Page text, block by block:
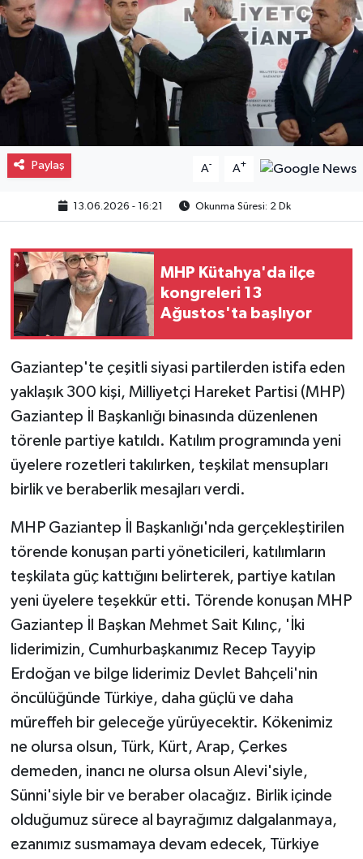
Paylaş A- A+
13.06.2026 - 16:21 Okunma Süresi: 2 Dk
MHP Kütahya'da ilçe
kongreleri 13
Ağustos'ta başlıyor
Gaziantep'te çeşitli siyasi partilerden istifa eden
yaklaşık 300 kişi, Milliyetçi Hareket Partisi (MHP)
Gaziantep İl Başkanlığı binasında düzenlenen
törenle partiye katıldı. Katılım programında yeni
üyelere rozetleri takılırken, teşkilat mensupları
birlik ve beraberlik mesajları verdi.
MHP Gaziantep İl Başkanlığı'nda gerçekleştirilen
törende konuşan parti yöneticileri, katılımların
teşkilata güç kattığını belirterek, partiye katılan
yeni üyelere teşekkür etti. Törende konuşan MHP
Gaziantep İl Başkan Mehmet Sait Kılınç, 'İki
liderimizin, Cumhurbaşkanımız Recep Tayyip
Erdoğan ve bilge liderimiz Devlet Bahçeli'nin
öncülüğünde Türkiye, daha güçlü ve daha
müreffeh bir geleceğe yürüyecektir. Kökenimiz
ne olursa olsun, Türk, Kürt, Arap, Çerkes
demeden, inancı ne olursa olsun Alevi'siyle,
Sünni'siyle bir ve beraber olacağız. Birlik içinde
olduğumuz sürece al bayrağımız dalgalanmaya,
ezanımız susmamaya devam edecek, Türkiye
Eğitim